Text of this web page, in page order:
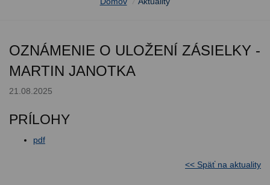
OZNÁMENIE O ULOŽENÍ ZÁSIELKY -
MARTIN JANOTKA
21.08.2025
PRÍLOHY
pdf
<< Späť na aktuality